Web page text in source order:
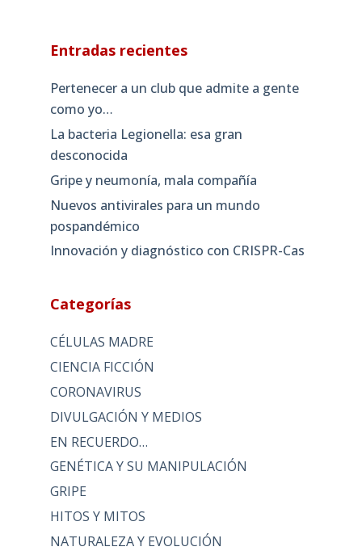
Entradas recientes
Pertenecer a un club que admite a gente
como yo…
La bacteria Legionella: esa gran
desconocida
Gripe y neumonía, mala compañía
Nuevos antivirales para un mundo
pospandémico
Innovación y diagnóstico con CRISPR-Cas
Categorías
CÉLULAS MADRE
CIENCIA FICCIÓN
CORONAVIRUS
DIVULGACIÓN Y MEDIOS
EN RECUERDO…
GENÉTICA Y SU MANIPULACIÓN
GRIPE
HITOS Y MITOS
NATURALEZA Y EVOLUCIÓN